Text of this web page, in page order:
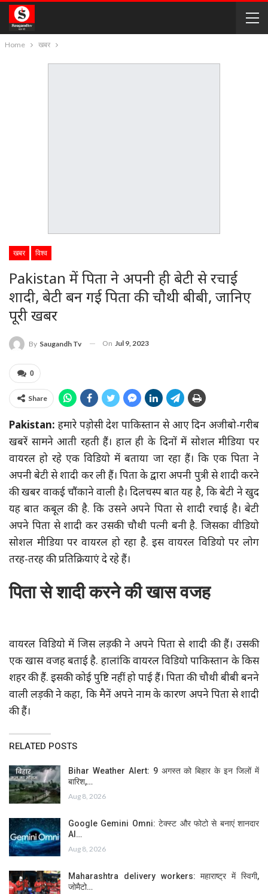
Home खबर
खबर विश्व
Pakistan में पिता ने अपनी ही बेटी से रचाई
शादी, बेटी बन गई पिता की चौथी बीबी, जानिए
पूरी खबर
By Saugandh Tv On Jul 9, 2023
0
Share
Pakistan: हमारे पड़ोसी देश पाकिस्तान से आए दिन अजीबो-गरीब
खबरें सामने आती रहती हैं। हाल ही के दिनों में सोशल मीडिया पर
वायरल हो रहे एक विडियो में बताया जा रहा हैं। कि एक पिता ने
अपनी बेटी से शादी कर ली हैं। पिता के द्वारा अपनी पुत्री से शादी करने
की खबर वाकई चौंकाने वाली है। दिलचस्प बात यह है, कि बेटी ने खुद
यह बात कबूल की है. कि उसने अपने पिता से शादी रचाई है। बेटी
अपने पिता से शादी कर उसकी चौथी पत्नी बनी है. जिसका वीडियो
सोशल मीडिया पर वायरल हो रहा है. इस वायरल विडियो पर लोग
तरह-तरह की प्रतिक्रियाएं दे रहे हैं।
पिता से शादी करने की खास वजह
वायरल विडियो में जिस लड़की ने अपने पिता से शादी की हैं। उसकी
एक खास वजह बताई है. हालांकि वायरल विडियो पाकिस्तान के किस
शहर की हैं. इसकी कोई पुष्टि नहीं हो पाई हैं। पिता की चौथी बीबी बनने
वाली लड़की ने कहा, कि मैनें अपने नाम के कारण अपने पिता से शादी
की हैं।
RELATED POSTS
Bihar Weather Alert: 9 अगस्त को बिहार के इन जिलों में
बारिश,…
Aug 8, 2026
Google Gemini Omni: टेक्स्ट और फोटो से बनाएं शानदार
AI…
Aug 8, 2026
Maharashtra delivery workers: महाराष्ट्र में स्विगी,
जोमैटो…